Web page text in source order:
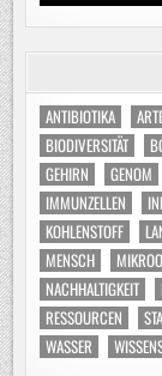
ANTIBIOTIKA
BIODIVERSITÄT
GEHIRN
GENOM
IMMUNZELLEN
KOHLENSTOFF
MENSCH
NACHHALTIGKEIT
RESSOURCEN
WASSER